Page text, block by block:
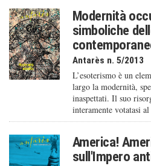
Modernità
simboliche
Antarès n. 5/2013
L’esoterismo è un
largo la modernità,
inaspettati. Il suo
interamente votatasi
America!
sull'Impero